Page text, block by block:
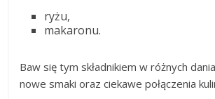
ryżu,
makaronu.
Baw się tym składnikiem w różnych
nowe smaki oraz ciekawe połączenia